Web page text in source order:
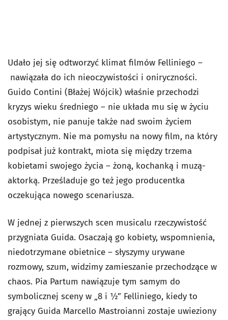
Udało jej się odtworzyć klimat filmów Felliniego –
nawiązała do ich nieoczywistości i oniryczności.
Guido Contini (Błażej Wójcik) właśnie przechodzi
kryzys wieku średniego – nie układa mu się w życiu
osobistym, nie panuje także nad swoim życiem
artystycznym. Nie ma pomysłu na nowy film, na który
podpisał już kontrakt, miota się między trzema
kobietami swojego życia – żoną, kochanką i muzą-
aktorką. Prześladuje go też jego producentka
oczekująca nowego scenariusza.
W jednej z pierwszych scen musicalu rzeczywistość
przygniata Guida. Osaczają go kobiety, wspomnienia,
niedotrzymane obietnice – słyszymy urywane
rozmowy, szum, widzimy zamieszanie przechodzące w
chaos. Pia Partum nawiązuje tym samym do
symbolicznej sceny w „8 i ½” Felliniego, kiedy to
grający Guida Marcello Mastroianni zostaje uwieziony